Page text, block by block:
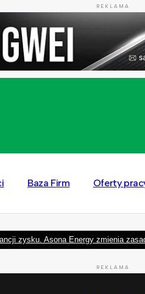
REKLAMA
Baza Firm Oferty
zysku. Asona Energy zmienia
REKLAMA